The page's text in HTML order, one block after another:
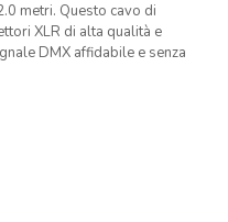
metri. Questo cavo di
XLR di alta qualità e
DMX affidabile e senza